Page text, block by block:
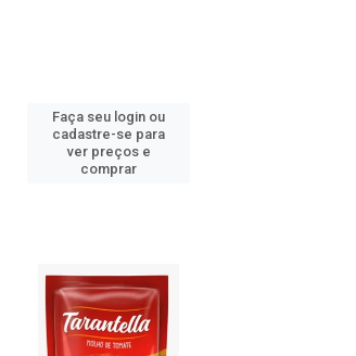
Faça seu login ou
cadastre-se para
ver preços e
comprar